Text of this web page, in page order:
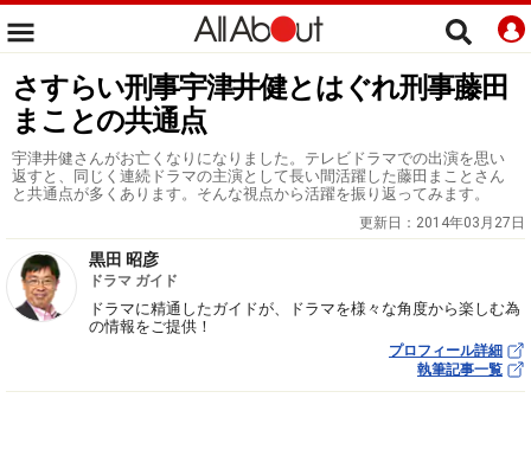
さすらい刑事宇津井健とはぐれ刑事藤田
まことの共通点
宇津井健さんがお亡くなりになりました。テレビドラマでの出演を思い
返すと、同じく連続ドラマの主演として長い間活躍した藤田まことさん
と共通点が多くあります。そんな視点から活躍を振り返ってみます。
更新日： 2014年03月27日
黒田 昭彦
ドラマ ガイド
ドラマに精通したガイドが、ドラマを様々な角度から楽しむ為
の情報をご提供！
プロフィール詳細
執筆記事一覧